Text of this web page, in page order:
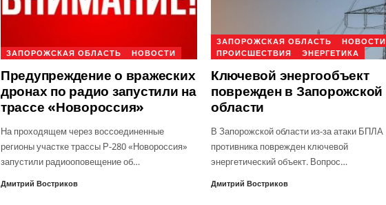
ЗАПОРОЖСКАЯ ОБЛАСТЬ НОВОСТИ
Предупреждение о вражеских
дронах по радио запустили на
трассе «Новороссия»
На проходящем через воссоединенные
регионы участке трассы Р-280 «Новороссия»
запустили радиооповещение об…
Дмитрий Востриков
ЗАПОРОЖСКАЯ ОБЛАСТЬ
НОВОСТИ
ПРОИСШЕСТВИЯ
ЭНЕРГЕТИКА
Ключевой энергообъект
поврежден в Запорожской
области
В Запорожской области из-за атаки БПЛА
противника поврежден ключевой
энергетический объект. Вопрос…
Дмитрий Востриков